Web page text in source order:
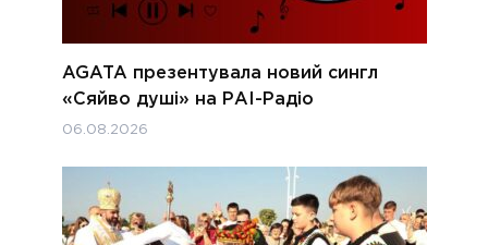
AGATA презентувала новий сингл
«Сяйво душі» на РАІ-Радіо
06.08.2026